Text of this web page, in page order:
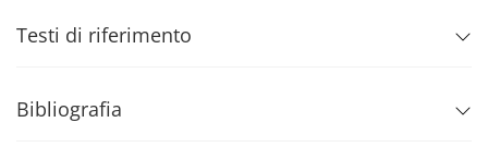
Testi di riferimento
Bibliografia